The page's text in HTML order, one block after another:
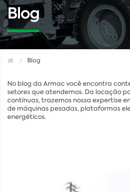
Blog
Blog
No blog da Armac você encontra
setores que atendemos. Da locação
contínuas, trazemos nossa expertise
de máquinas pesadas, plataformas
energéticos.